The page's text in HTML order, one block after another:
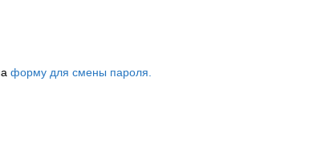
форму для смены пароля.